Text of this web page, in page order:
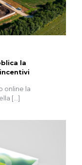
la
online la
[…]